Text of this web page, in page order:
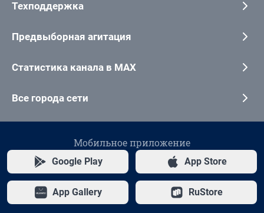
Техподдержка
Предвыборная агитация
Статистика канала в MAX
Все города сети
Мобильное приложение
Google Play App Store
App Gallery RuStore